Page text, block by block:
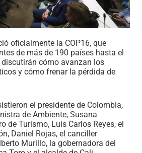
oficialmente la COP16, que
de más de 190 países hasta el
discutirán cómo avanzan los
y cómo frenar la pérdida de
el presidente de Colombia,
de Ambiente, Susana
de Turismo, Luis Carlos Reyes, el
Daniel Rojas, el canciller
Murillo, la gobernadora del